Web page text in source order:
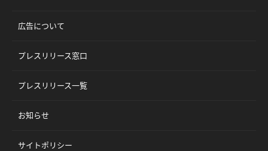
広告について
プレスリリース窓口
プレスリリース一覧
お知らせ
サイトポリシー